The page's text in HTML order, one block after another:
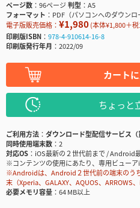
ページ数
96ページ判型
A5
フォーマット
PDF（パソコンへのダウンロ
電子版販売価格： ¥1,980(本体¥1,800＋
印刷版ISBN
978-4-910614-16-8
印刷版発行年月
2022/09
カート
ちょっと
ご利用方法
ダウンロード型配信サービス（
同時使用端末数
2
対応OS
iOS最新の２世代前まで / Android
※コンテンツの使用にあたり、専用ビュー
※Androidは、Android２世代前の端末のう
末（Xperia、GALAXY、AQUOS、ARROWS
必要メモリ容量
64 MB以上